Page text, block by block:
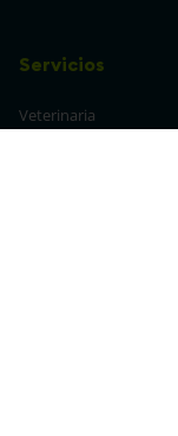
Servicios
Veterinaria